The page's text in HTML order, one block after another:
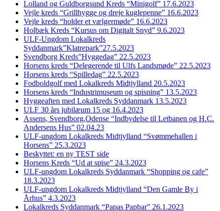
Lolland og Guldborgsund Kreds “Minigolf” 17.6.2023
Vejle kreds “Grillhygge og dreje kuglepenne” 16.6.2023
Vejle kreds “holder et vælgermøde” 16.6.2023
Holbæk Kreds “Kursus om Digitalt Snyd” 9.6.2023
ULF-Ungdom Lokalkreds
Syddanmark”Klatrepark”27.5.2023
Svendborg Kreds”Hyggedag” 22.5.2023
Horsens kreds “Delegerende til Ulfs Landsmøde” 22.5.2023
Horsens kreds “Spilledag” 22.5.2023
Fodboldgolf med Lokalkreds Midtjylland 20.5.2023
Horsens kreds “Industrimuseum og spisning” 13.5.2023
Hyggeaften med Lokalkreds Syddanmark 13.5.2023
ULF 30 års jubilæum 15 og 16.4.2023
Assens, Svendborg,Odense “Indbydelse til Letbanen og H.C.
Andersens Hus” 02.04.23
ULF-ungdom Lokalkreds Midtjylland “Svømmehallen i
Horsens” 25.3.2023
Beskyttet: en ny TEST side
Horsens Kreds “Ud at spise” 24.3.2023
ULF-ungdom Lokalkreds Syddanmark “Shopping og cafe”
18.3.2023
ULF-ungdom Lokalkreds Midtjylland “Den Gamle By i
Århus” 4.3.2023
Lokalkreds Syddanmark “Papas Papbar” 26.1.2023